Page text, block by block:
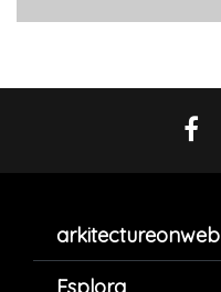
arkitectureonweb